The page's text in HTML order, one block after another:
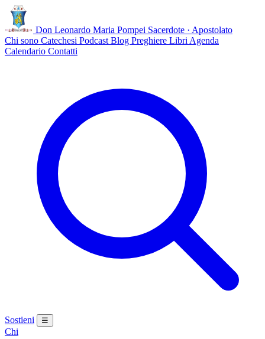
Don Leonardo Maria Pompei Sacerdote · Apostolato
Chi sono Catechesi Podcast Blog Preghiere Libri Agenda
Calendario Contatti
Sostieni ☰
Chi